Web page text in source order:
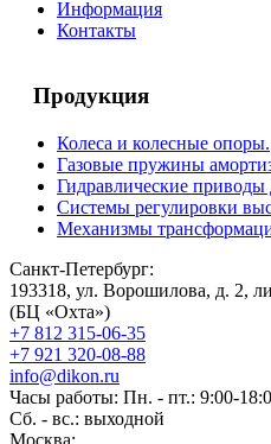
Информация
Контакты
Продукция
Колеса и колесные опоры.
Газовые пружины
Гидравлические
Системы регулировки
Механизмы
Санкт-Петербург:
193318, ул. Ворошилова, д. 2,
(БЦ «Охта»)
+7 812 315-06-35
+7 921 320-08-88
info@dikon.ru
Часы работы: Пн. - пт.: 9:00-
Сб. - вс.: выходной
Москва: